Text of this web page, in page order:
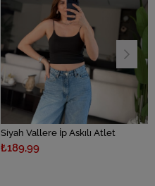
Siyah Vallere İp Askılı Atlet
₺189,99